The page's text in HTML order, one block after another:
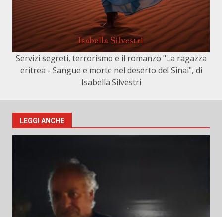
Servizi segreti, terrorismo e il romanzo "La ragazza
eritrea - Sangue e morte nel deserto del Sinai", di
Isabella Silvestri
LEGGI ANCHE